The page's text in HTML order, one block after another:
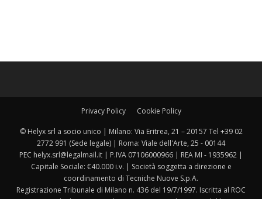
Privacy Policy Cookie Policy
© Helyx srl a socio unico | Milano: Via Eritrea, 21 – 20157 Tel +39 02
2772 991 (Sede legale) | Roma: Viale dell'Arte, 25 - 00144
PEC helyx.srl@legalmail.it | P.IVA 07106000966 | REA MI - 1935962 |
Capitale Sociale: €40.000 i.v. | Società soggetta a direzione e
coordinamento di Tecniche Nuove S.p.A.
Registrazione Tribunale di Milano n. 436 del 19/7/1997. Iscritta al ROC